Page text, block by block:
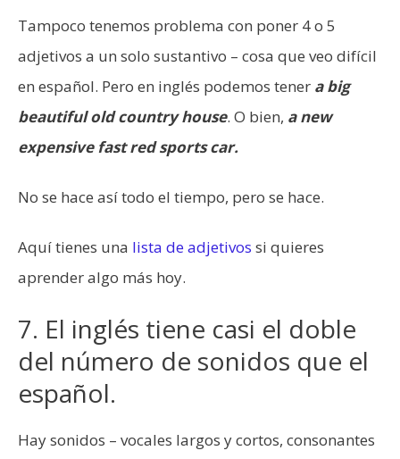
Tampoco tenemos problema con poner 4 o 5
adjetivos a un solo sustantivo – cosa que veo difícil
en español. Pero en inglés podemos tener a big
beautiful old country house. O bien, a new
expensive fast red sports car.
No se hace así todo el tiempo, pero se hace.
Aquí tienes una lista de adjetivos si quieres
aprender algo más hoy.
7. El inglés tiene casi el doble
del número de sonidos que el
español.
Hay sonidos – vocales largos y cortos, consonantes